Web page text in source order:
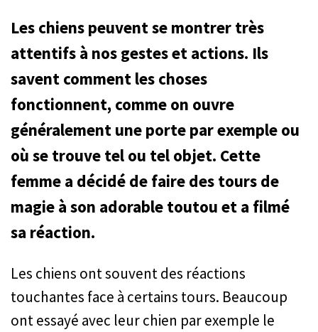
Les chiens peuvent se montrer très
attentifs à nos gestes et actions. Ils
savent comment les choses
fonctionnent, comme on ouvre
généralement une porte par exemple ou
où se trouve tel ou tel objet. Cette
femme a décidé de faire des tours de
magie à son adorable toutou et a filmé
sa réaction.
Les chiens ont souvent des réactions
touchantes face à certains tours. Beaucoup
ont essayé avec leur chien par exemple le